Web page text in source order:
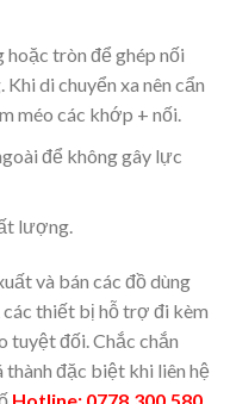
tròn để ghép nối
di chuyển xa nên cẩn
méo các khớp + nối.
để không gây lực
lượng.
và bán các đồ dùng
thiết bị hỗ trợ đi kèm
đối. Chắc chắn
đặc biệt khi liên hệ